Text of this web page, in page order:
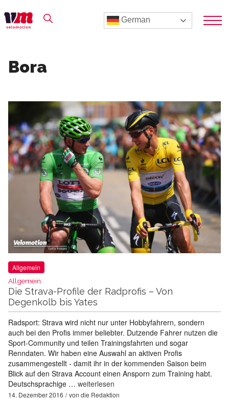
German
Bora
Allgemein
Allgemein:
Die Strava-Profile der Radprofis – Von
Degenkolb bis Yates
Radsport: Strava wird nicht nur unter Hobbyfahrern, sondern
auch bei den Profis immer beliebter. Dutzende Fahrer nutzen die
Sport-Community und teilen Trainingsfahrten und sogar
Renndaten. Wir haben eine Auswahl an aktiven Profis
zusammengestellt - damit ihr in der kommenden Saison beim
Blick auf den Strava Account einen Ansporn zum Training habt.
Deutschsprachige … weiterlesen
14. Dezember 2016 von die Redaktion